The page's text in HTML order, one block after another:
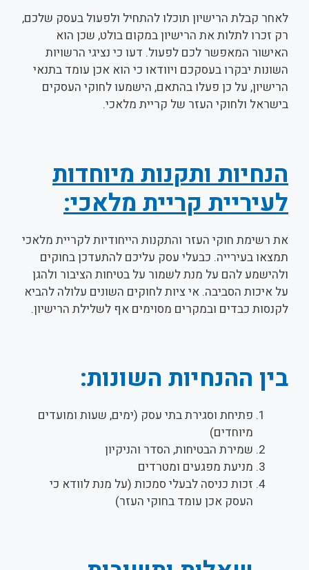
לאחר קבלת הרישיון תוכלו להתחיל ולפעול בעסק שלכם,
רק זכרו לתלות את הרישיון במקום בולט, שכן הוא
האישור המאפשר לכם לפעול. דעו כי נציגי הרשויות
השונות יבקרו בעסקכם ויוודאו כי הוא אכן עומד בתנאי
הרישיון, על כן פעלו בהתאם, הישמעו לחוקי העסקים
בישראל ולחוקי העזר של קריית מלאכי.
הנחיות ותקנות מיוחדות
לעיריית קריית מלאכי:
את רשימת חוקי העזר והתקנות הייחודיות לקריית מלאכי
תמצאו בעירייה. כבעלי עסק עליכם להתעדכן בחוקים
ולהישמע להם על מנת לשמור על בטיחות הציבור ולהגן
על איכות הסביבה. אי ציות לחוקים השונים עלולה להביא
לקנסות כבדים ובמקרים מסוימים אף לשלילת הרישיון.
בין ההנחיות השונות:
פתיחת וסגירת בתי עסק (ימים, שעות ומועדים
מיוחדים)
שמירת הבטיחות, הסדר והניקיון
מניעת מפגעים ומטרדים
זכות כניסה לבעלי סמכות (על מנת לוודא כי
העסק אכן עומד בחוקי העזר)